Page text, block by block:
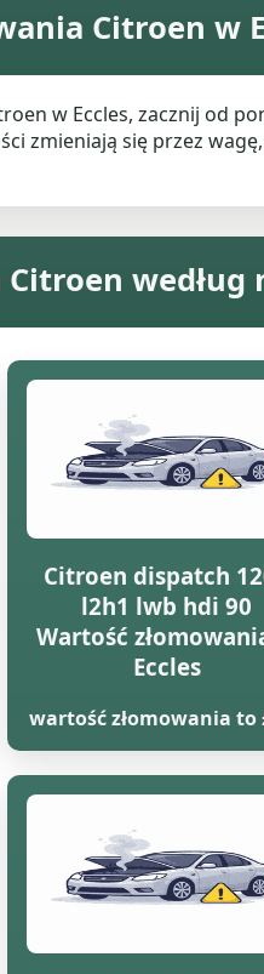
Citroen w
w Eccles, zacznij od
zmieniają się przez
według
Citroen dispatch
l2h1 lwb hdi 90
Wartość
Eccles
wartość złomowania to